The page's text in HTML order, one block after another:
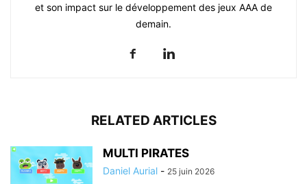
et son impact sur le développement des jeux AAA de
demain.
RELATED ARTICLES
MULTI PIRATES
Daniel Aurial - 25 juin 2026